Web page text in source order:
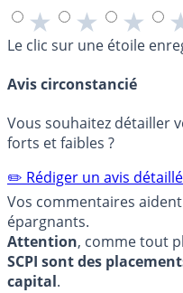
★ ★ ★
Le clic sur une étoile
Avis circonstancié
Vous souhaitez détailler
forts et faibles ?
✏️ Rédiger un avis détaillé
Vos commentaires
épargnants.
Attention, comme tout
SCPI sont des
capital.